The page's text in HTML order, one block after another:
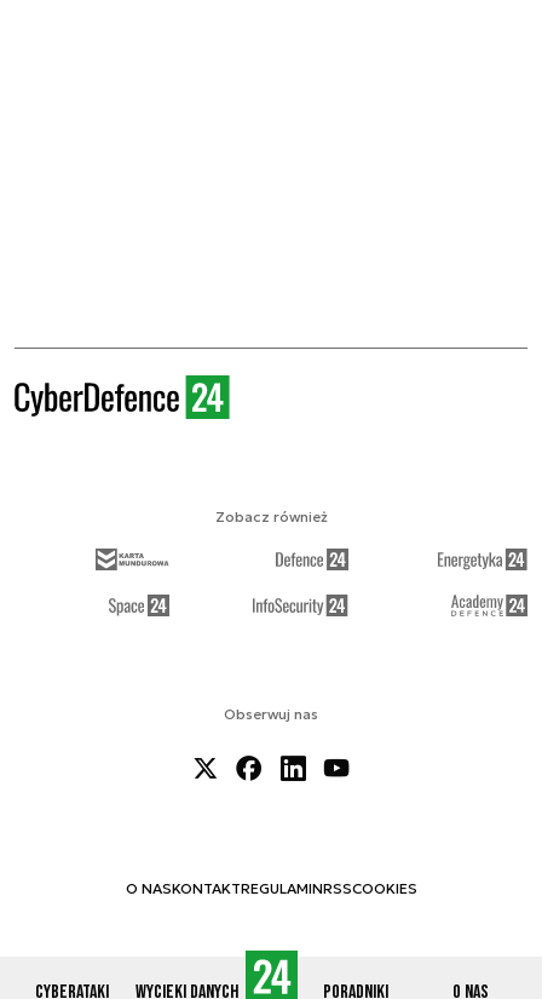
Cyberataki Wycieki danych Poradniki O nas
Obserwuj nas
O NASKONTAKTREGULAMINRSSCOOKIES
Zobacz również